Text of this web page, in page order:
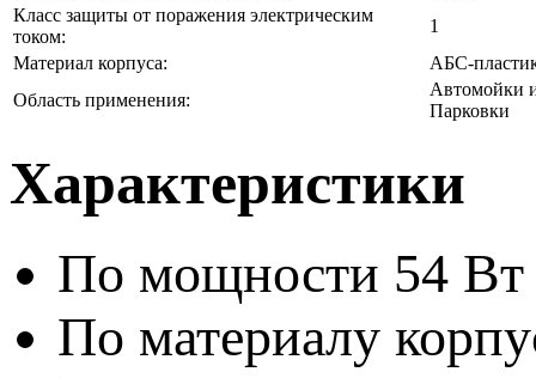
Класс защиты от поражения электрическим
током:
1
Материал корпуса:
АБС-
Область применения:
Автомойки
Парковки
Характеристики
По мощности 54 Вт
По материалу